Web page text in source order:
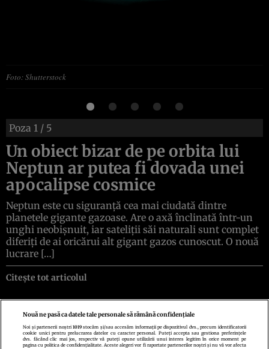
Foto: Shutterstock
Poza 1 / 5
Un obiect bizar de pe orbita lui
Neptun ar putea fi dovada unei
apocalipse cosmice
Neptun este cu siguranță cea mai ciudată dintre
planetele gigante gazoase. Are o axă înclinată într-un
unghi neobișnuit, iar sateliții săi naturali sunt complet
diferiți de ai oricărui alt gigant gazos cunoscut. O nouă
lucrare […]
Citește tot articolul
Politica de confidenţialitatePolitica de cookiesTermeni şi condiţii
Echipa redacționalăContactSetări Cookies
Nouă ne pasă ca datele tale personale să rămână confidențiale
Noi și partenerii noștri1019 stocăm și/sau accesăm informații pe dispozitivul dvs., precum identificatorii
cookie unici pentru prelucrarea datelor cu caracter personal. Puteți accepta sau gestiona preferințele
dvs. făcând clic mai jos, respectiv vă puteți opune utilizării unui interes legitim în orice moment pe
pagina cu politica de confidențialitate. Aceste alegeri vor fi raportate partenerilor noștri și nu vă vor afecta